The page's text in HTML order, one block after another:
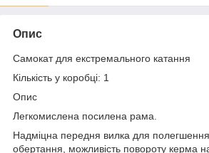
Опис
Самокат для екстремального катання
Кількість у коробці: 1
Опис
Легкомислена посилена рама.
Надміцна передня вилка для
обертання, можливість повороту керма